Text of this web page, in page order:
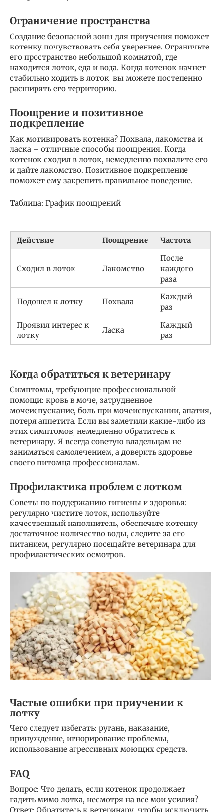
Ограничение пространства
Создание безопасной зоны для приучения поможет
котенку почувствовать себя увереннее. Ограничьте
его пространство небольшой комнатой, где
находится лоток, еда и вода. Когда котенок начнет
стабильно ходить в лоток, вы можете постепенно
расширять его территорию.
Поощрение и позитивное
подкрепление
Как мотивировать котенка? Похвала, лакомства и
ласка – отличные способы поощрения. Когда
котенок сходил в лоток, немедленно похвалите его
и дайте лакомство. Позитивное подкрепление
поможет ему закрепить правильное поведение.
Таблица: График поощрений
Действие Поощрение Частота
Сходил в лоток Лакомство
После
каждого
раза
Подошел к лотку Похвала
Каждый
раз
Проявил интерес к
лотку
Ласка
Каждый
раз
Когда обратиться к ветеринару
Симптомы, требующие профессиональной
помощи: кровь в моче, затрудненное
мочеиспускание, боль при мочеиспускании, апатия,
потеря аппетита. Если вы заметили какие-либо из
этих симптомов, немедленно обратитесь к
ветеринару. Я всегда советую владельцам не
заниматься самолечением, а доверить здоровье
своего питомца профессионалам.
Профилактика проблем с лотком
Советы по поддержанию гигиены и здоровья:
регулярно чистите лоток, используйте
качественный наполнитель, обеспечьте котенку
достаточное количество воды, следите за его
питанием, регулярно посещайте ветеринара для
профилактических осмотров.
Частые ошибки при приучении к
лотку
Чего следует избегать: ругань, наказание,
принуждение, игнорирование проблемы,
использование агрессивных моющих средств.
FAQ
Вопрос: Что делать, если котенок продолжает
гадить мимо лотка, несмотря на все мои усилия?
Ответ: Обратитесь к ветеринару, чтобы исключить